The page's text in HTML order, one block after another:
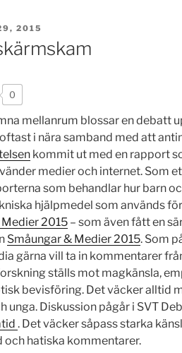
2015
0
mellanrum blossar en debatt
i nära samband med att
kommit ut med en rapport
medier och internet. Som
som behandlar hur barn
hjälpmedel som används
Medier 2015 – som även fått en
Småungar & Medier 2015. Som
gärna vill ta in kommentarer
ställs mot magkänsla,
bevisföring. Det väcker alltid
unga. Diskussion pågår i SVT
. Det väcker såpass starka
och hatiska kommentarer.